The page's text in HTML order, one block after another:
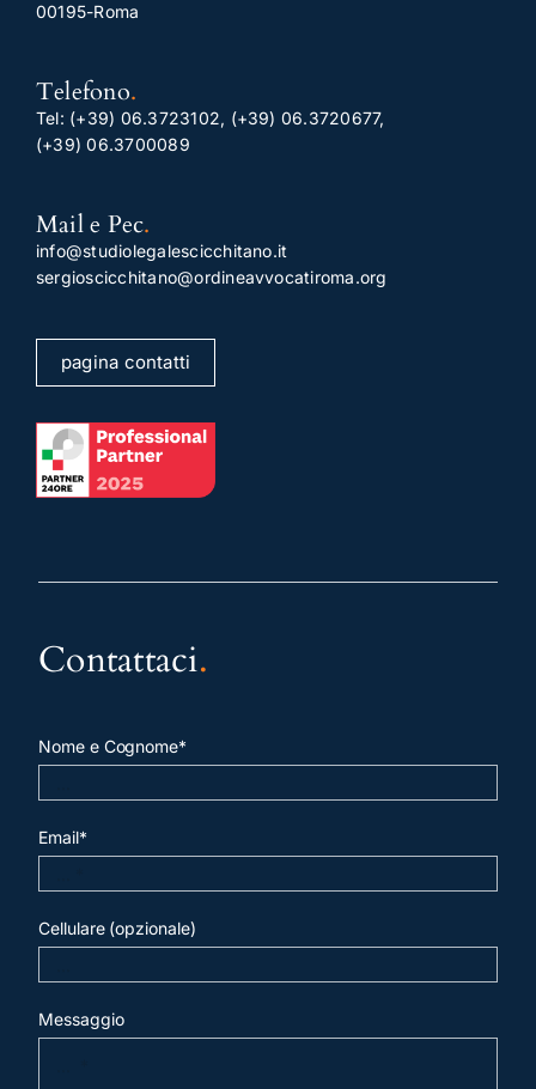
00195-Roma
Telefono.
Tel: (+39) 06.3723102, (+39) 06.3720677,
(+39) 06.3700089
Mail e Pec.
info@studiolegalescicchitano.it
sergioscicchitano@ordineavvocatiroma.org
pagina contatti
Contattaci.
Nome e Cognome*
Email*
Cellulare (opzionale)
Messaggio